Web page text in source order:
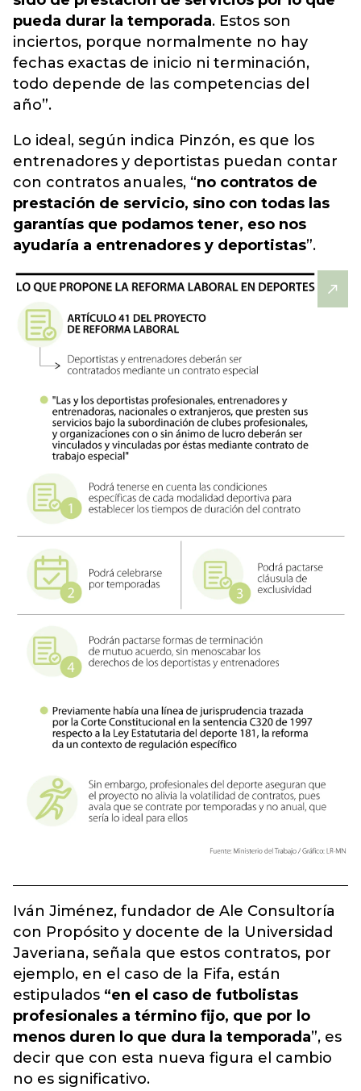
pueda durar la temporada. Estos son
inciertos, porque normalmente no hay
fechas exactas de inicio ni terminación,
todo depende de las competencias del
año”.
Lo ideal, según indica Pinzón, es que los
entrenadores y deportistas puedan contar
con contratos anuales, “no contratos de
prestación de servicio, sino con todas las
garantías que podamos tener, eso nos
ayudaría a entrenadores y deportistas”.
Iván Jiménez, fundador de Ale Consultoría
con Propósito y docente de la Universidad
Javeriana, señala que estos contratos, por
ejemplo, en el caso de la Fifa, están
estipulados “en el caso de futbolistas
profesionales a término fijo, que por lo
menos duren lo que dura la temporada”, es
decir que con esta nueva figura el cambio
no es significativo.